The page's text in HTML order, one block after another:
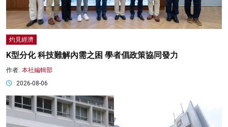
灼見經濟
K型分化 科技難解內需之困 學者倡政策協同發力
作者: 本社編輯部
2026-08-06